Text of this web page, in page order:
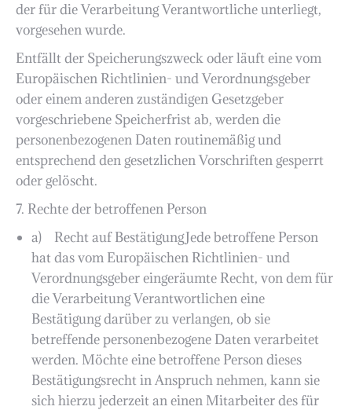
der für die Verarbeitung Verantwortliche unterliegt,
vorgesehen wurde.
Entfällt der Speicherungszweck oder läuft eine vom
Europäischen Richtlinien- und Verordnungsgeber
oder einem anderen zuständigen Gesetzgeber
vorgeschriebene Speicherfrist ab, werden die
personenbezogenen Daten routinemäßig und
entsprechend den gesetzlichen Vorschriften gesperrt
oder gelöscht.
7. Rechte der betroffenen Person
a) Recht auf BestätigungJede betroffene Person
hat das vom Europäischen Richtlinien- und
Verordnungsgeber eingeräumte Recht, von dem für
die Verarbeitung Verantwortlichen eine
Bestätigung darüber zu verlangen, ob sie
betreffende personenbezogene Daten verarbeitet
werden. Möchte eine betroffene Person dieses
Bestätigungsrecht in Anspruch nehmen, kann sie
sich hierzu jederzeit an einen Mitarbeiter des für